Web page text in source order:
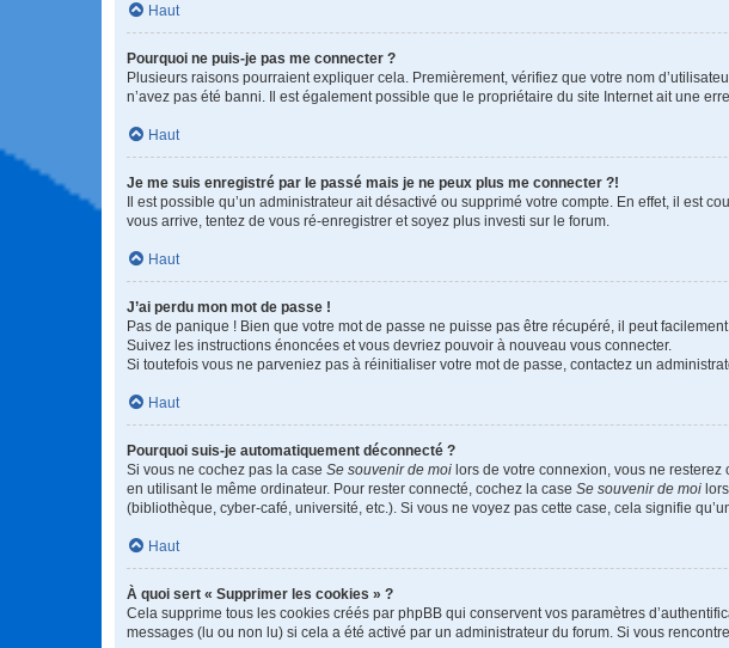
Haut
Pourquoi ne puis-je pas me connecter ?
Plusieurs raisons pourraient expliquer cela. Premièrement, vérifiez que votre nom
n’avez pas été banni. Il est également possible que le propriétaire du site Internet ait une
Haut
Je me suis enregistré par le passé mais je ne peux plus me connecter ?!
Il est possible qu’un administrateur ait désactivé ou supprimé votre compte. En effet, il est
vous arrive, tentez de vous ré-enregistrer et soyez plus investi sur le forum.
Haut
J’ai perdu mon mot de passe !
Pas de panique ! Bien que votre mot de passe ne puisse pas être récupéré, il peut
Suivez les instructions énoncées et vous devriez pouvoir à nouveau vous connecter.
Si toutefois vous ne parveniez pas à réinitialiser votre mot de passe, contactez un
Haut
Pourquoi suis-je automatiquement déconnecté ?
Si vous ne cochez pas la case Se souvenir de moi lors de votre connexion, vous ne
en utilisant le même ordinateur. Pour rester connecté, cochez la case Se souvenir de moi
(bibliothèque, cyber-café, université, etc.). Si vous ne voyez pas cette case, cela signifie
Haut
À quoi sert « Supprimer les cookies » ?
Cela supprime tous les cookies créés par phpBB qui conservent vos paramètres
messages (lu ou non lu) si cela a été activé par un administrateur du forum. Si vous